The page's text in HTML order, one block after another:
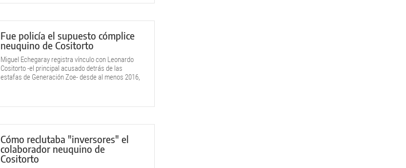
Fue policía el supuesto cómplice
neuquino de Cositorto
Miguel Echegaray registra vínculo con Leonardo
Cositorto -el principal acusado detrás de las
estafas de Generación Zoe- desde al menos 2016,
Cómo reclutaba "inversores" el
colaborador neuquino de
Cositorto